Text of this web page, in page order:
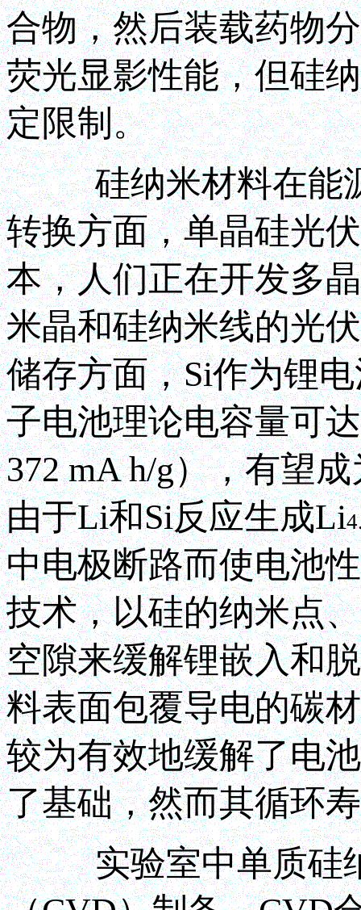
合物，然后装载药物
荧光显影性能，但硅
定限制。
硅纳米材料在能源
转换方面，单晶硅光
本，人们正在开发多
米晶和硅纳米线的光
储存方面，Si作为锂
子电池理论电容量可
372 mA h/g），有望
由于Li和Si反应生成Li
中电极断路而使电池
技术，以硅的纳米点
空隙来缓解锂嵌入和
料表面包覆导电的碳
较为有效地缓解了电
了基础，然而其循环
实验室中单质硅纳